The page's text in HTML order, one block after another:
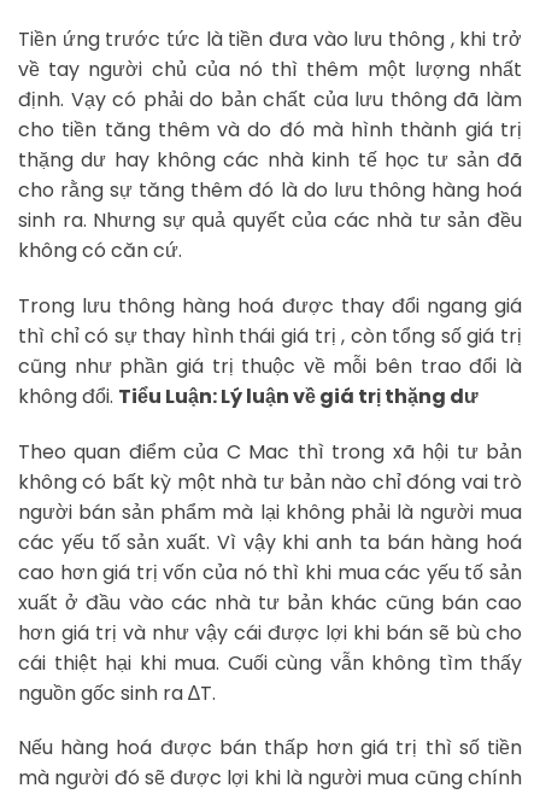
Tiền ứng trước tức là tiền đưa vào lưu thông , khi trở
về tay người chủ của nó thì thêm một lượng nhất
định. Vạy có phải do bản chất của lưu thông đã làm
cho tiền tăng thêm và do đó mà hình thành giá trị
thặng dư hay không các nhà kinh tế học tư sản đã
cho rằng sự tăng thêm đó là do lưu thông hàng hoá
sinh ra. Nhưng sự quả quyết của các nhà tư sản đều
không có căn cứ.
Trong lưu thông hàng hoá được thay đổi ngang giá
thì chỉ có sự thay hình thái giá trị , còn tổng số giá trị
cũng như phần giá trị thuộc về mỗi bên trao đổi là
không đổi. Tiểu Luận: Lý luận về giá trị thặng dư
Theo quan điểm của C Mac thì trong xã hội tư bản
không có bất kỳ một nhà tư bản nào chỉ đóng vai trò
người bán sản phẩm mà lại không phải là người mua
các yếu tố sản xuất. Vì vậy khi anh ta bán hàng hoá
cao hơn giá trị vốn của nó thì khi mua các yếu tố sản
xuất ở đầu vào các nhà tư bản khác cũng bán cao
hơn giá trị và như vậy cái được lợi khi bán sẽ bù cho
cái thiệt hại khi mua. Cuối cùng vẫn không tìm thấy
nguồn gốc sinh ra ∆T.
Nếu hàng hoá được bán thấp hơn giá trị thì số tiền
mà người đó sẽ được lợi khi là người mua cũng chính